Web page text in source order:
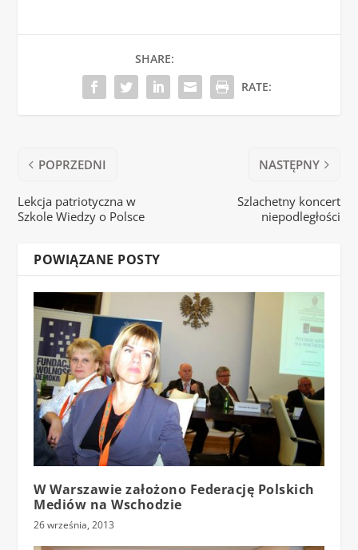
SHARE:
RATE:
POPRZEDNI
Lekcja patriotyczna w
Szkole Wiedzy o Polsce
NASTĘPNY
Szlachetny koncert
niepodległości
POWIĄZANE POSTY
W Warszawie założono Federację Polskich
Mediów na Wschodzie
26 września, 2013